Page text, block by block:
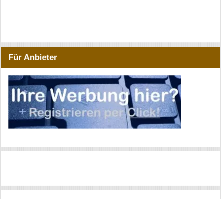
Für Anbieter